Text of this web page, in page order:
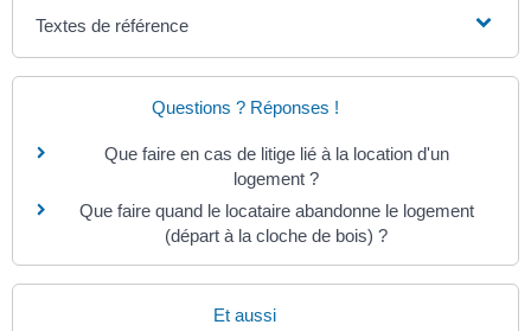
Textes de référence
Questions ? Réponses !
Que faire en cas de litige lié à la location d'un
logement ?
Que faire quand le locataire abandonne le logement
(départ à la cloche de bois) ?
Et aussi